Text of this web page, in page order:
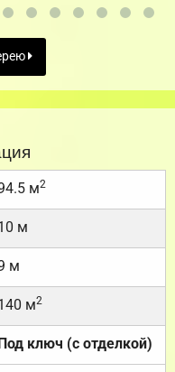
м2
м
м
м2
ключ (с отделкой)